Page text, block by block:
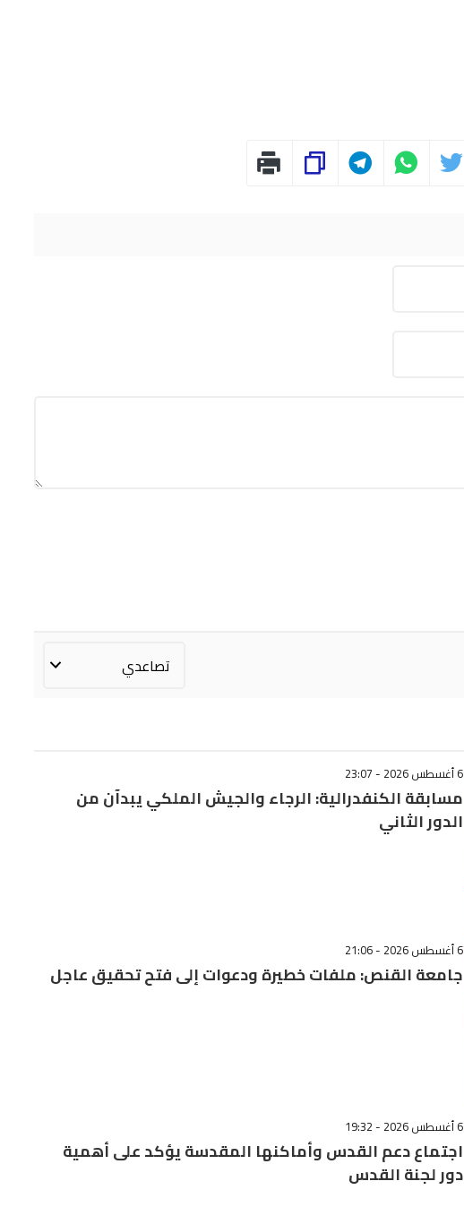
6 أغسطس 2026 - 23:07
مسابقة الكنفدرالية: الرجاء والجيش الملكي يبدآن من
الدور الثاني
6 أغسطس 2026 - 21:06
جامعة القنص: ملفات خطيرة ودعوات إلى فتح تحقيق عاجل
6 أغسطس 2026 - 19:32
اجتماع دعم القدس وأماكنها المقدسة يؤكد على أهمية
دور لجنة القدس